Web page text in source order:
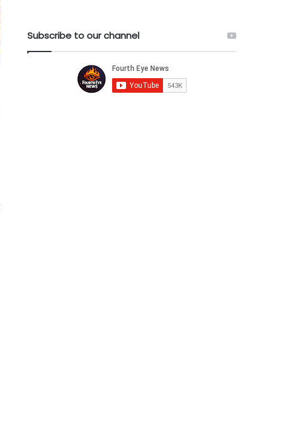
Subscribe to our channel